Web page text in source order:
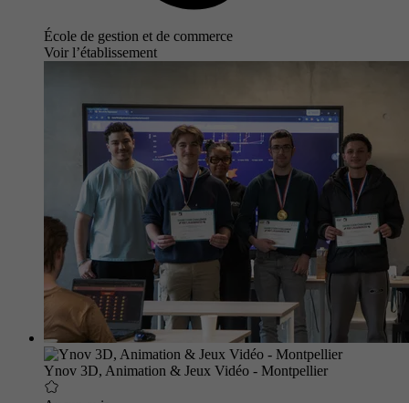
École de gestion et de commerce
Voir l’établissement
Ynov 3D, Animation & Jeux Vidéo - Montpellier